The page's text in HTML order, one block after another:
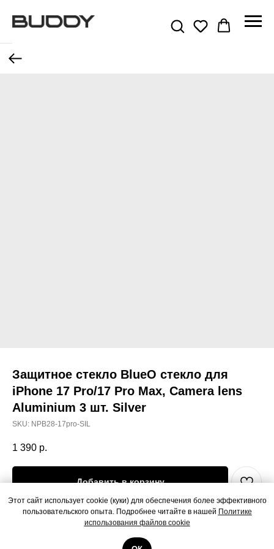
Этот сайт использует cookie (куки) для обеспечения более эффективного
пользовательского опыта. Подробнее читайте в нашей Политике
использования файлов cookie
Назад
Защитное стекло BlueO стекло для
iPhone 17 Pro/17 Pro Max, Camera lens
Aluminium 3 шт. Silver
SKU: NPB28-17pro-SIL
1 390 р.
Добавить в корзину
Защитное стекло BlueO стекло для iPhone 17 Pro/17 Pro Max, Camera